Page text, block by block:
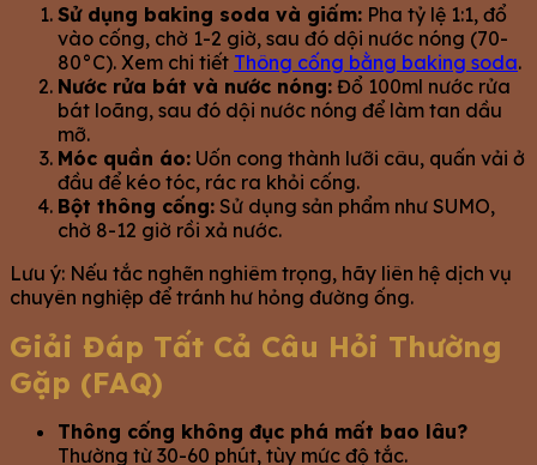
Sử dụng baking soda và giấm: Pha tỷ lệ 1:1, đổ
vào cống, chờ 1-2 giờ, sau đó dội nước nóng (70-
80°C). Xem chi tiết Thông cống bằng baking soda.
Nước rửa bát và nước nóng: Đổ 100ml nước rửa
bát loãng, sau đó dội nước nóng để làm tan dầu
mỡ.
Móc quần áo: Uốn cong thành lưỡi câu, quấn vải ở
đầu để kéo tóc, rác ra khỏi cống.
Bột thông cống: Sử dụng sản phẩm như SUMO,
chờ 8-12 giờ rồi xả nước.
Lưu ý: Nếu tắc nghẽn nghiêm trọng, hãy liên hệ dịch vụ
chuyên nghiệp để tránh hư hỏng đường ống.
Giải Đáp Tất Cả Câu Hỏi Thường
Gặp (FAQ)
Thông cống không đục phá mất bao lâu?
Thường từ 30-60 phút, tùy mức độ tắc.